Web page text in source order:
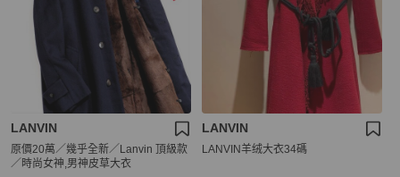
LANVIN
原價20萬／幾乎全新／Lanvin 頂級款
／時尚女神,男神皮草大衣
LANVIN
LANVIN羊绒大衣34碼